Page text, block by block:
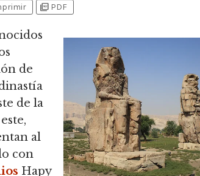
picture_as_pdf PDF
de
de la
al
con
Hapy